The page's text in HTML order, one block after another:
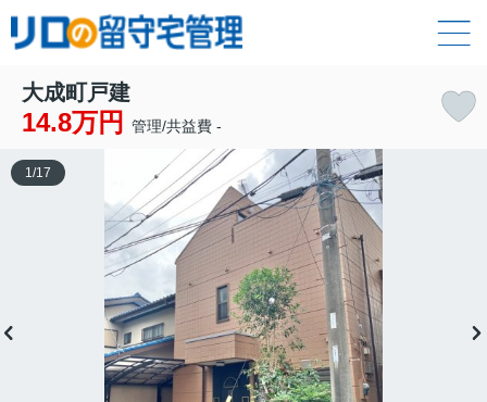
大成町戸建
14.8万円 管理/共益費 -
1 /17